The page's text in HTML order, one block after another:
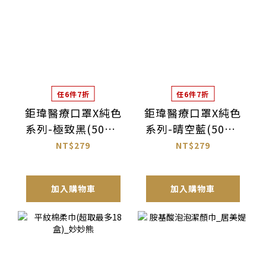
任6件7折
鉅瑋醫療口罩X純色
系列-極致黑(50片/
盒)
NT$279
加入購物車
任6件7折
鉅瑋醫療口罩X純色
系列-晴空藍(50片/
盒)
NT$279
加入購物車